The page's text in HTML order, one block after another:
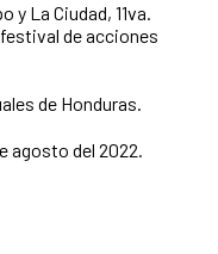
y La Ciudad, 11va.
de acciones
de Honduras.
agosto del 2022.